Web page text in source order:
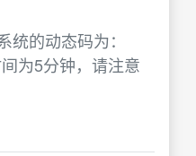
统的动态码为：
为5分钟，请注意